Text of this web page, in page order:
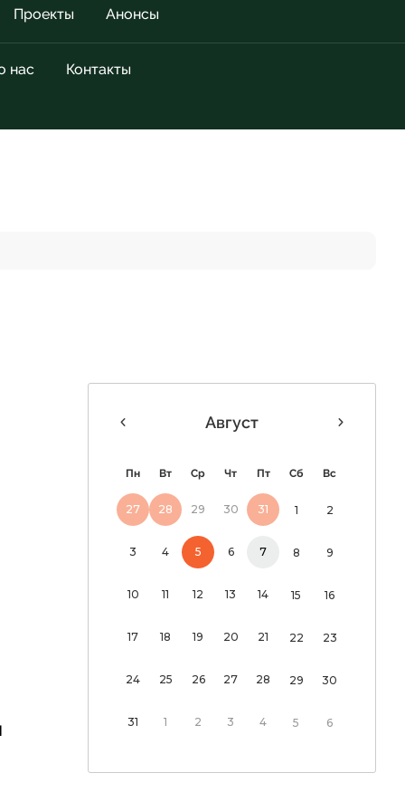
Проекты Анонсы
нас Контакты
Август
Пн Вт Ср Чт Пт Сб Вс
27 28 29 30 31 1 2
3 4 5 6 7 8 9
10 11 12 13 14 15 16
17 18 19 20 21 22 23
24 25 26 27 28 29 30
31 1 2 3 4 5 6
морской